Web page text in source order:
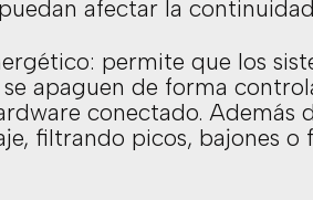
afectar la
permite que los
apaguen de forma
conectado. Además
filtrando picos, bajones